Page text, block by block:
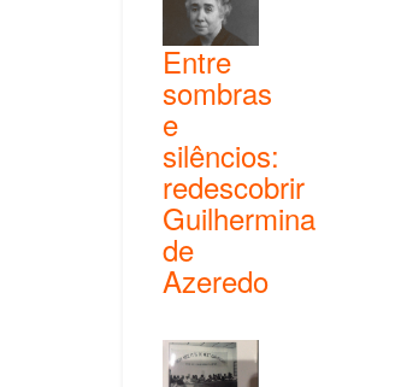
Entre
sombras
e
silêncios:
redescobrir
Guilhermina
de
Azeredo